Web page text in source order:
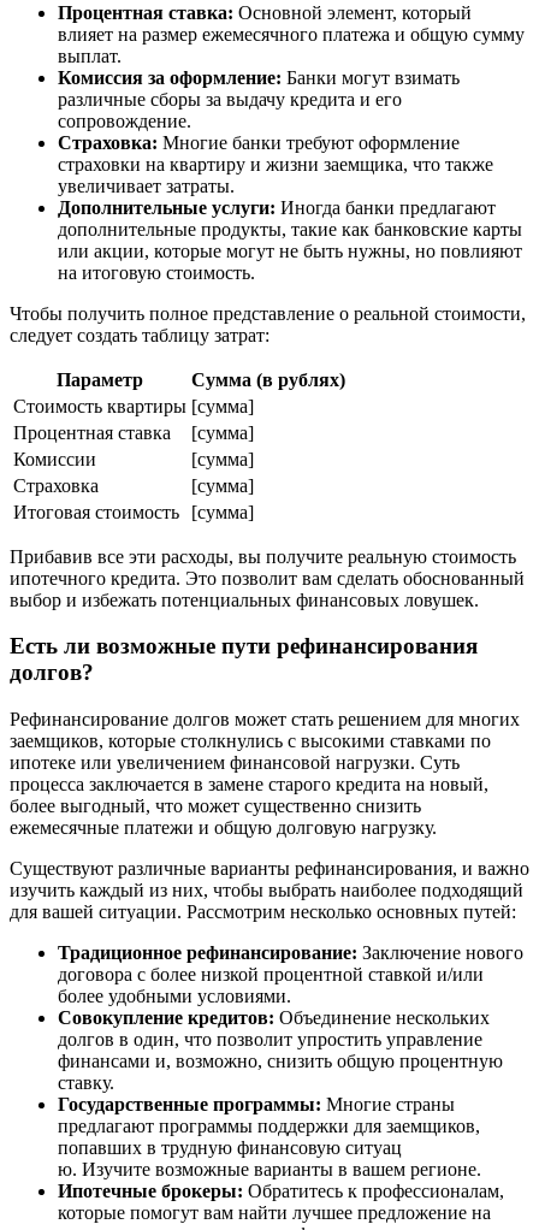
Процентная ставка: Основной элемент, который
влияет на размер ежемесячного платежа и общую сумму
выплат.
Комиссия за оформление: Банки могут взимать
различные сборы за выдачу кредита и его
сопровождение.
Страховка: Многие банки требуют оформление
страховки на квартиру и жизни заемщика, что также
увеличивает затраты.
Дополнительные услуги: Иногда банки предлагают
дополнительные продукты, такие как банковские карты
или акции, которые могут не быть нужны, но повлияют
на итоговую стоимость.
Чтобы получить полное представление о реальной стоимости,
следует создать таблицу затрат:
Параметр
Сумма (в рублях)
Стоимость квартиры [сумма]
Процентная ставка
[сумма]
Комиссии
[сумма]
Страховка
[сумма]
Итоговая стоимость
[сумма]
Прибавив все эти расходы, вы получите реальную стоимость
ипотечного кредита. Это позволит вам сделать обоснованный
выбор и избежать потенциальных финансовых ловушек.
Есть ли возможные пути рефинансирования
долгов?
Рефинансирование долгов может стать решением для многих
заемщиков, которые столкнулись с высокими ставками по
ипотеке или увеличением финансовой нагрузки. Суть
процесса заключается в замене старого кредита на новый,
более выгодный, что может существенно снизить
ежемесячные платежи и общую долговую нагрузку.
Существуют различные варианты рефинансирования, и важно
изучить каждый из них, чтобы выбрать наиболее подходящий
для вашей ситуации. Рассмотрим несколько основных путей:
Традиционное рефинансирование: Заключение нового
договора с более низкой процентной ставкой и/или
более удобными условиями.
Совокупление кредитов: Объединение нескольких
долгов в один, что позволит упростить управление
финансами и, возможно, снизить общую процентную
ставку.
Государственные программы: Многие страны
предлагают программы поддержки для заемщиков,
попавших в трудную финансовую ситуац
ю. Изучите возможные варианты в вашем регионе.
Ипотечные брокеры: Обратитесь к профессионалам,
которые помогут вам найти лучшее предложение на